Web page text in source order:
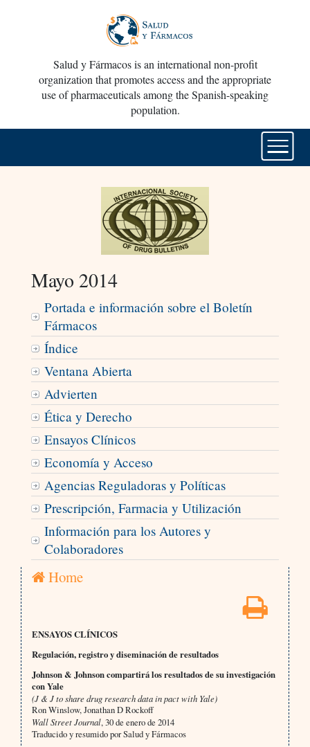
Salud y Fármacos is an international non-profit
organization that promotes access and the appropriate
use of pharmaceuticals among the Spanish-speaking
population.
Mayo 2014
Portada e información sobre el Boletín
Fármacos
Índice
Ventana Abierta
Advierten
Ética y Derecho
Ensayos Clínicos
Economía y Acceso
Agencias Reguladoras y Políticas
Prescripción, Farmacia y Utilización
Información para los Autores y
Colaboradores
Home
ENSAYOS CLÍNICOS
Regulación, registro y diseminación de resultados
Johnson & Johnson compartirá los resultados de su investigación
con Yale
(J & J to share drug research data in pact with Yale)
Ron Winslow, Jonathan D Rockoff
Wall Street Journal, 30 de enero de 2014
Traducido y resumido por Salud y Fármacos